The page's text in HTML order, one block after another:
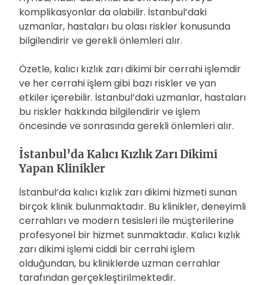
komplikasyonlar da olabilir. İstanbul’daki
uzmanlar, hastaları bu olası riskler konusunda
bilgilendirir ve gerekli önlemleri alır.
Özetle, kalıcı kızlık zarı dikimi bir cerrahi işlemdir
ve her cerrahi işlem gibi bazı riskler ve yan
etkiler içerebilir. İstanbul’daki uzmanlar, hastaları
bu riskler hakkında bilgilendirir ve işlem
öncesinde ve sonrasında gerekli önlemleri alır.
İstanbul’da Kalıcı Kızlık Zarı Dikimi
Yapan Klinikler
İstanbul’da kalıcı kızlık zarı dikimi hizmeti sunan
birçok klinik bulunmaktadır. Bu klinikler, deneyimli
cerrahları ve modern tesisleri ile müşterilerine
profesyonel bir hizmet sunmaktadır. Kalıcı kızlık
zarı dikimi işlemi ciddi bir cerrahi işlem
olduğundan, bu kliniklerde uzman cerrahlar
tarafından gerçekleştirilmektedir.